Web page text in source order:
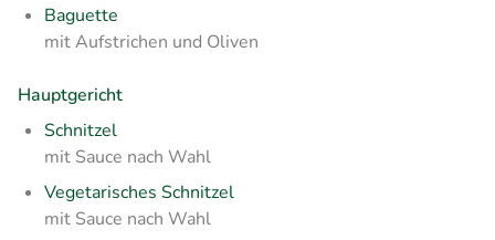
Baguette
mit Aufstrichen und Oliven
Hauptgericht
Schnitzel
mit Sauce nach Wahl
Vegetarisches Schnitzel
mit Sauce nach Wahl